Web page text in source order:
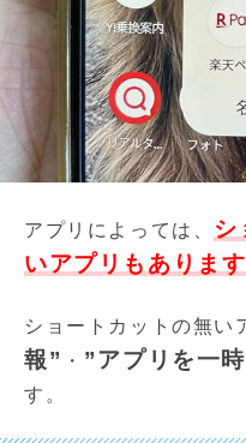
アプリによっては、 シ
いアプリもあります
ショートカットの無い
報” ・ ”アプリを一
す。